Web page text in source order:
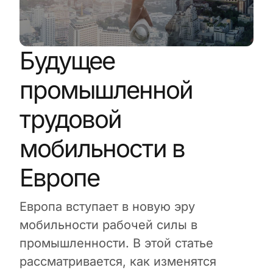
Будущее
промышленной
трудовой
мобильности в
Европе
Европа вступает в новую эру
мобильности рабочей силы в
промышленности. В этой статье
рассматривается, как изменятся